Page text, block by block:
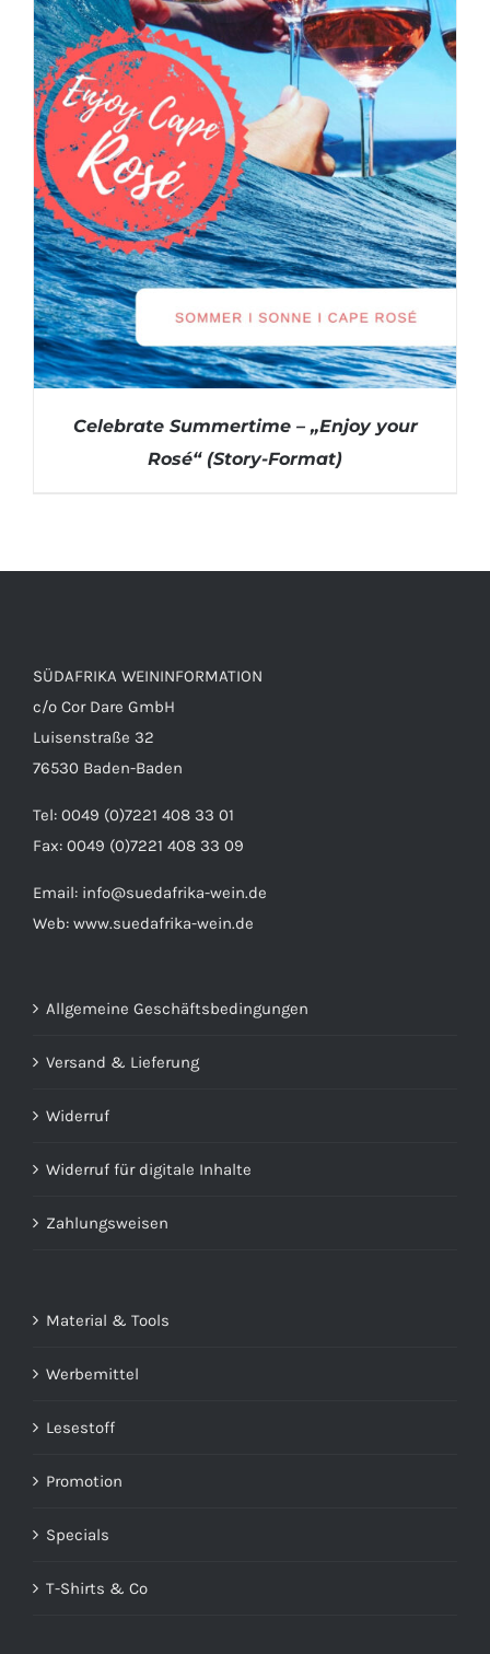
Celebrate Summertime – „Enjoy your
Rosé“ (Story-Format)
SÜDAFRIKA WEININFORMATION
c/o Cor Dare GmbH
Luisenstraße 32
76530 Baden-Baden
Tel: 0049 (0)7221 408 33 01
Fax: 0049 (0)7221 408 33 09
Email: info@suedafrika-wein.de
Web: www.suedafrika-wein.de
Allgemeine Geschäftsbedingungen
Versand & Lieferung
Widerruf
Widerruf für digitale Inhalte
Zahlungsweisen
Material & Tools
Werbemittel
Lesestoff
Promotion
Specials
T-Shirts & Co